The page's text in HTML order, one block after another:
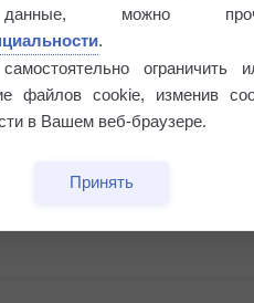
данные, можно
.
ограничить
файлов cookie, изменив
в Вашем веб-браузере.
Принять